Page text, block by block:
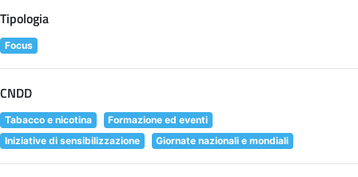
Tipologia
Focus
CNDD
Tabacco e nicotina
Formazione ed eventi
Iniziative di sensibilizzazione
Giornate nazionali e mondiali